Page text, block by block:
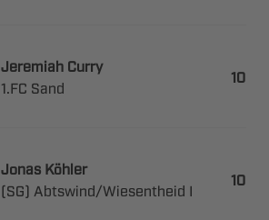
 
 

 
 ​ 
